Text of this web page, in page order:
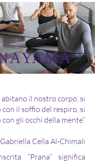
abitano il nostro corpo, si
il soffio del respiro, si
gli occhi della mente”.
Gabriella Cella Al-Chimali
“Prana” significa